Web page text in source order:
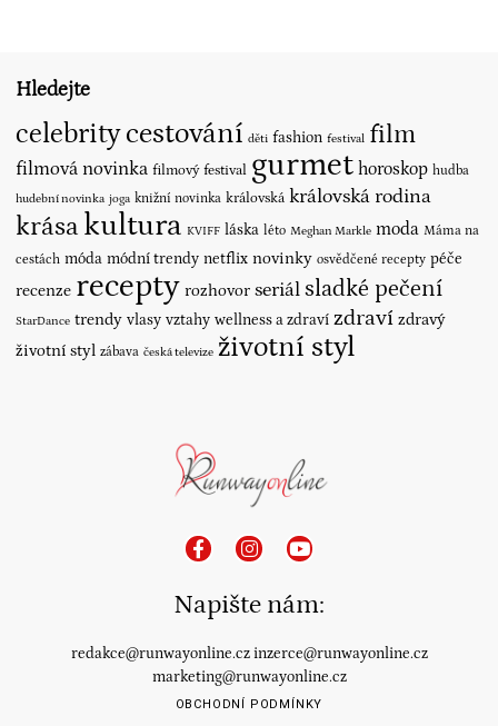
Hledejte
celebritycestování děti fashion festival film
filmová novinka filmový festival gurmet horoskop hudba
hudební novinka joga knižní novinka královská královská rodina
krása kultura KVIFF láska léto Meghan Markle moda Máma na
cestách móda módní trendy netflix novinky osvědčené recepty péče
recenze recepty rozhovor seriál sladké pečení
StarDance trendy vlasy vztahy wellness a zdraví zdraví zdravý
životní styl zábava česká televize životní styl
Napište nám:
redakce@runwayonline.cz inzerce@runwayonline.cz
marketing@runwayonline.cz
OBCHODNÍ PODMÍNKY